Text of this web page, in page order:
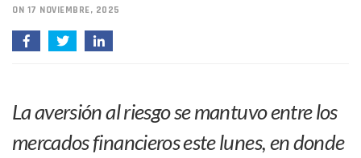
En PV Encabezan Preferencias Morena Y Juan Carlos
En Abril 2027 Terminarán El Centro Regional De Autismo
Accidente En Un RZR, Principal Hipótesis Por La Muerte
ON 17 NOVIEMBRE, 2025
La aversión al riesgo se mantuvo entre los
mercados financieros este lunes, en donde